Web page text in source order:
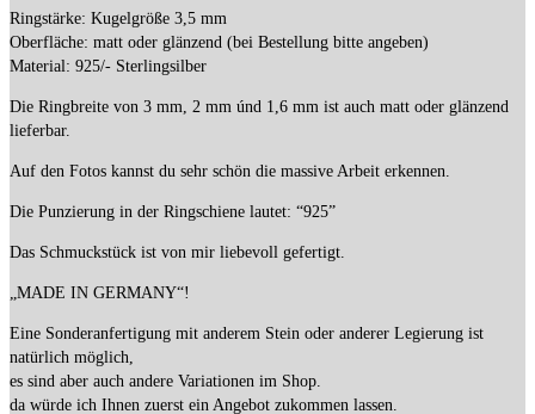
Ringstärke: Kugelgröße 3,5 mm
Oberfläche: matt oder glänzend (bei Bestellung bitte angeben)
Material: 925/- Sterlingsilber
Die Ringbreite von 3 mm, 2 mm únd 1,6 mm ist auch matt oder glänzend
lieferbar.
Auf den Fotos kannst du sehr schön die massive Arbeit erkennen.
Die Punzierung in der Ringschiene lautet: “925”
Das Schmuckstück ist von mir liebevoll gefertigt.
„MADE IN GERMANY“!
Eine Sonderanfertigung mit anderem Stein oder anderer Legierung ist
natürlich möglich,
es sind aber auch andere Variationen im Shop.
da würde ich Ihnen zuerst ein Angebot zukommen lassen.